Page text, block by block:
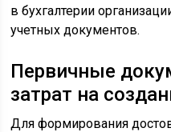
в бухгалтерии
учетных документов.
Первичные
затрат на
Для формирования